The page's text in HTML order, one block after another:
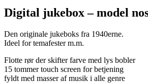
Digital jukebox – model
Den originale jukeboks fra 1940erne.
Ideel for temafester m.m.
Flotte rør der skifter farve med lys bobler
15 tommer touch screen for betjening
fyldt med masser af musik i alle genre